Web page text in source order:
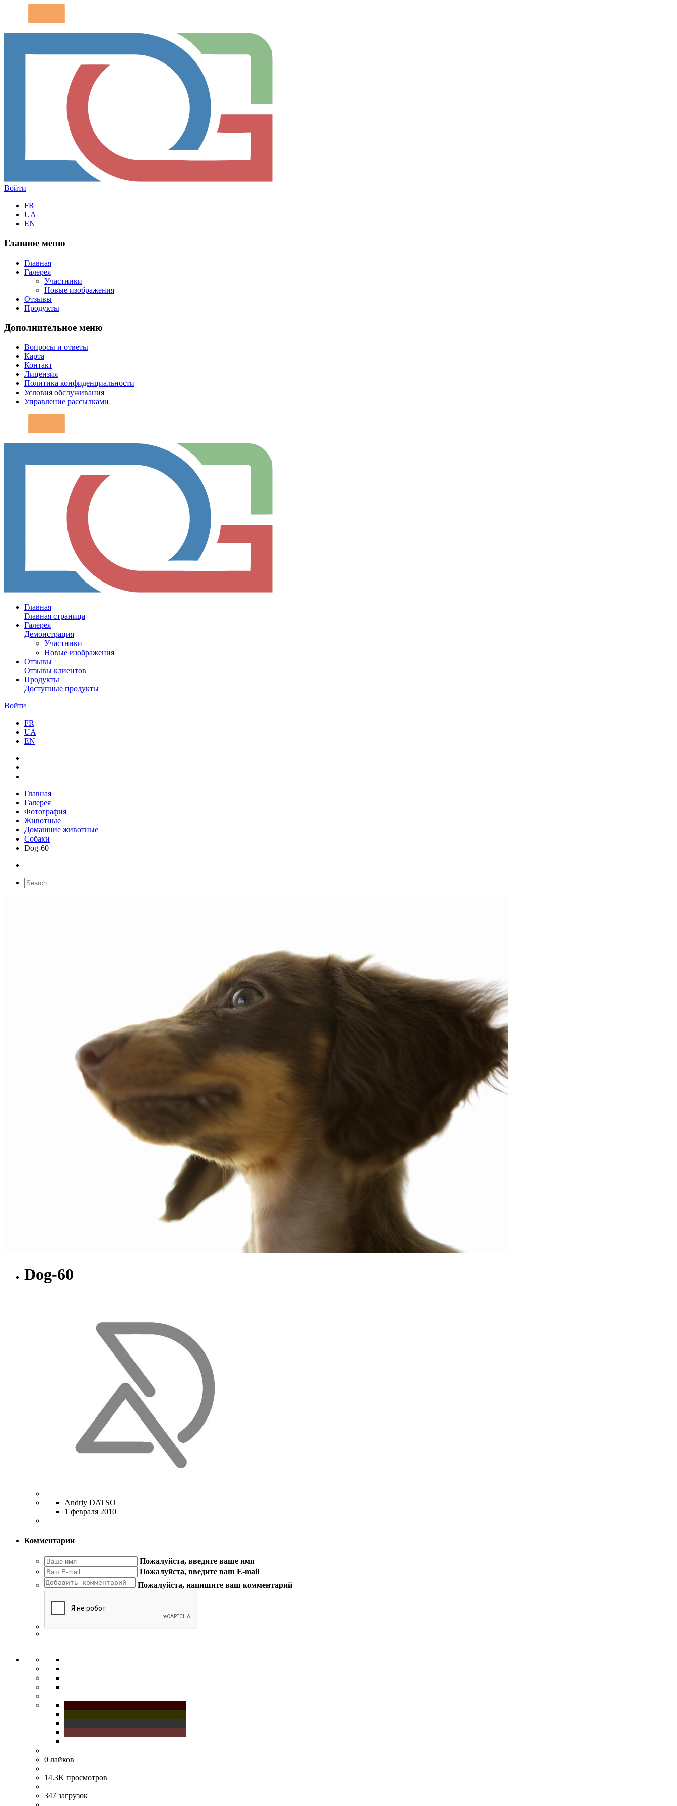
Войти
FR
UA
EN
Главное меню
Главная
Галерея
Участники
Новые изображения
Отзывы
Продукты
Дополнительное меню
Вопросы и ответы
Карта
Контакт
Лицензия
Политика конфиденциальности
Условия обслуживания
Управление рассылками
Главная
Главная страница
Галерея
Демонстрация
Участники
Новые изображения
Отзывы
Отзывы клиентов
Продукты
Доступные продукты
Войти
FR
UA
EN
Главная
Галерея
Фотография
Животные
Домашние животные
Собаки
Dog-60
Dog-60
Andriy DATSO
1 февраля 2010
Комментарии
Пожалуйста, введите ваше имя
Пожалуйста, введите ваш E-mail
Пожалуйста, напишите ваш комментарий
0 лайков
14.3K просмотров
347 загрузок